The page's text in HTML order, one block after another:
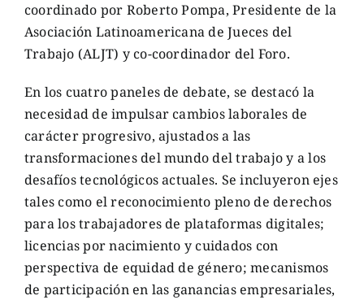
coordinado por Roberto Pompa, Presidente de la
Asociación Latinoamericana de Jueces del
Trabajo (ALJT) y co-coordinador del Foro.
En los cuatro paneles de debate, se destacó la
necesidad de impulsar cambios laborales de
carácter progresivo, ajustados a las
transformaciones del mundo del trabajo y a los
desafíos tecnológicos actuales. Se incluyeron ejes
tales como el reconocimiento pleno de derechos
para los trabajadores de plataformas digitales;
licencias por nacimiento y cuidados con
perspectiva de equidad de género; mecanismos
de participación en las ganancias empresariales,